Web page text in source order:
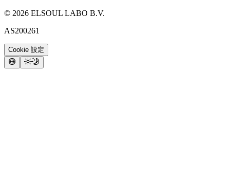
© 2026 ELSOUL LABO B.V.
AS200261
Cookie 設定